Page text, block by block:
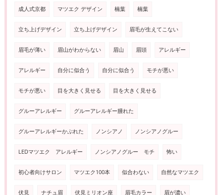
成人式京都 マツエク デザイン 楠葉 楠葉
立ち上げデザイン 立ち上げデザイン 眉毛が生えてこない
眉毛が薄い 眉山がわからない 眉山 眉頭 アレルギー
アレルギー 自分に似合う 自分に似合う モチが悪い
モチが悪い 目を大きく見せる 目を大きく見せる
グルーアレルギー グルーアレルギー腫れた
グルーアレルギーかぶれた ノンシアノ ノンシアノグルー
LEDマツエク アレルギー ノンシアノグルー モチ 怖い
初心者向けサロン マツエク100本 似合わない 自然なマツエク
伏見 ナチュ眉 伏見ミリオン座 眉毛カラー 眉が濃い